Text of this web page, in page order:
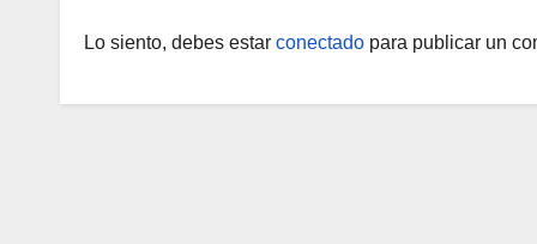
Lo siento, debes estar conectado para publicar un